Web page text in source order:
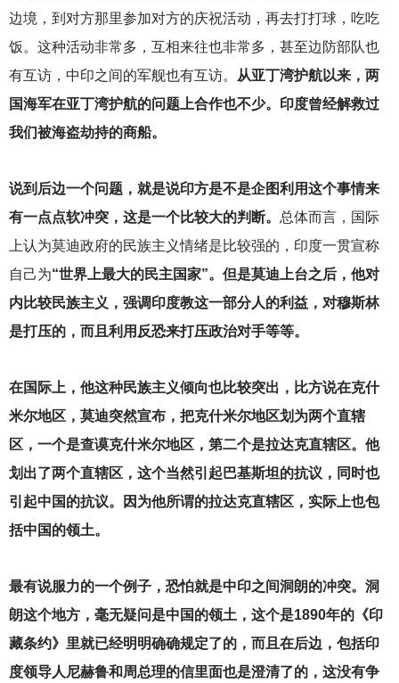
边境，到对方那里参加对方的庆祝活动，再去打打球，吃吃
饭。这种活动非常多，互相来往也非常多，甚至边防部队也
有互访，中印之间的军舰也有互访。
从亚丁湾护航以来，两
国海军在亚丁湾护航的问题上合作也不少。印度曾经解救过
我们被海盗劫持的商船。
说到后边一个问题，就是说印方是不是企图利用这个事情来
有一点点软冲突，这是一个比较大的判断。 总体而言，国际
上认为莫迪政府的民族主义情绪是比较强的，印度一贯宣称
自己为“世界上最大的民主国家”。但是莫迪上台之后，他对
内比较民族主义，强调印度教这一部分人的利益，对穆斯林
是打压的，而且利用反恐来打压政治对手等等。
在国际上，他这种民族主义倾向也比较突出，比方说在克什
米尔地区，莫迪突然宣布，把克什米尔地区划为两个直辖
区，一个是查谟克什米尔地区，第二个是拉达克直辖区。他
划出了两个直辖区，这个当然引起巴基斯坦的抗议，同时也
引起中国的抗议。因为他所谓的拉达克直辖区，实际上也包
括中国的领土。
最有说服力的一个例子，恐怕就是中印之间洞朗的冲突。洞
朗这个地方，毫无疑问是中国的领土，这个是1890年的《印
藏条约》里就已经明明确确规定了的，而且在后边，包括印
度领导人尼赫鲁和周总理的信里面也是澄清了的，这没有争